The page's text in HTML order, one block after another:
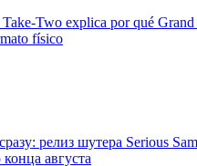
Two explica por qué
físico
релиз шутера Serious
августа